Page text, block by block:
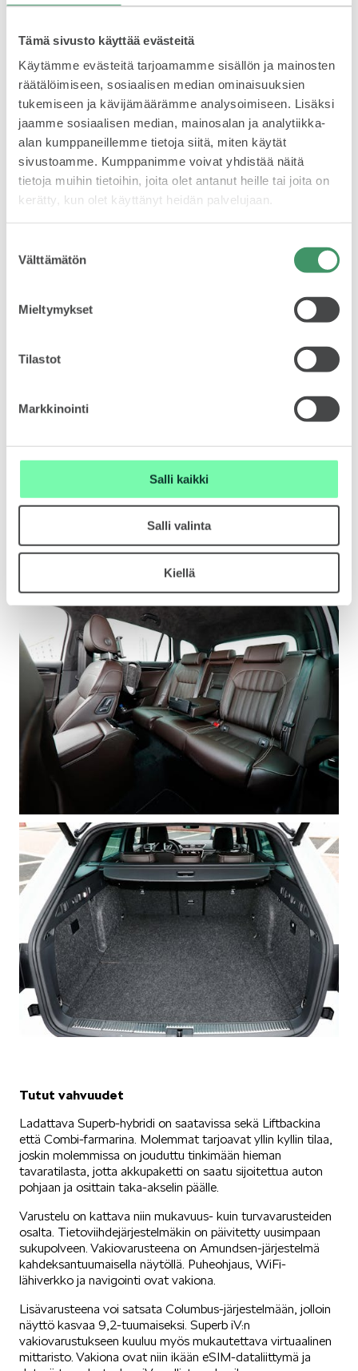
Tämä sivusto käyttää evästeitä
Käytämme evästeitä tarjoamamme sisällön ja mainosten
räätälöimiseen, sosiaalisen median ominaisuuksien
tukemiseen ja kävijämäärämme analysoimiseen. Lisäksi
jaamme sosiaalisen median, mainosalan ja analytiikka-
alan kumppaneillemme tietoja siitä, miten käytät
sivustoamme. Kumppanimme voivat yhdistää näitä
tietoja muihin tietoihin, joita olet antanut heille tai joita on
kerätty, kun olet käyttänyt heidän palvelujaan.
valinta
Välttämätön
Mieltymykset
Tilastot
Markkinointi
Salli kaikki
Salli valinta
Kiellä
Kosketusnäytöltä saa paljon tietoa kahden eri
moottorin toiminnasta ja niiden yhteispelin
vaikutuksesta auton kulutukseen. Moni tosin ajaa
työmatkat pelkällä sähköllä.
Tutut vahvuudet
Ladattava Superb-hybridi on saatavissa sekä Liftbackina
että Combi-farmarina. Molemmat tarjoavat yllin kyllin tilaa,
joskin molemmissa on jouduttu tinkimään hieman
tavaratilasta, jotta akkupaketti on saatu sijoitettua auton
pohjaan ja osittain taka-akselin päälle.
Varustelu on kattava niin mukavuus- kuin turvavarusteiden
osalta. Tietoviihdejärjestelmäkin on päivitetty uusimpaan
sukupolveen. Vakiovarusteena on Amundsen-järjestelmä
kahdeksantuumaisella näytöllä. Puheohjaus, WiFi-
lähiverkko ja navigointi ovat vakiona.
Lisävarusteena voi satsata Columbus-järjestelmään, jolloin
näyttö kasvaa 9,2-tuumaiseksi. Superb iV:n
vakiovarustukseen kuuluu myös mukautettava virtuaalinen
mittaristo. Vakiona ovat niin ikään eSIM-dataliittymä ja